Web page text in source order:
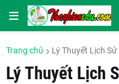
Trang chủ Lý Thuyết Lịch
Lý Thuyết Lịch